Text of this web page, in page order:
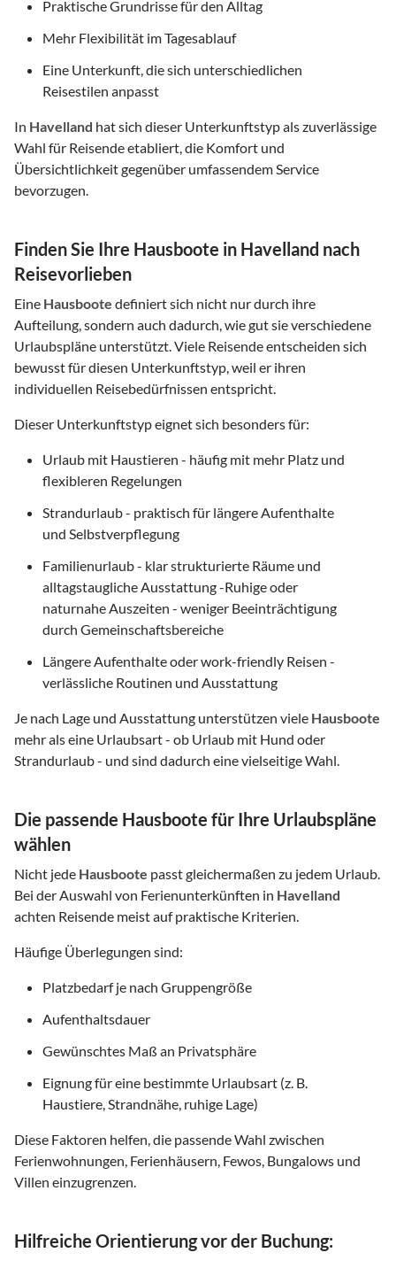
Praktische Grundrisse für den Alltag
Mehr Flexibilität im Tagesablauf
Eine Unterkunft, die sich unterschiedlichen
Reisestilen anpasst
In Havelland hat sich dieser Unterkunftstyp als zuverlässige
Wahl für Reisende etabliert, die Komfort und
Übersichtlichkeit gegenüber umfassendem Service
bevorzugen.
Finden Sie Ihre Hausboote in Havelland nach
Reisevorlieben
Eine Hausboote definiert sich nicht nur durch ihre
Aufteilung, sondern auch dadurch, wie gut sie verschiedene
Urlaubspläne unterstützt. Viele Reisende entscheiden sich
bewusst für diesen Unterkunftstyp, weil er ihren
individuellen Reisebedürfnissen entspricht.
Dieser Unterkunftstyp eignet sich besonders für:
Urlaub mit Haustieren - häufig mit mehr Platz und
flexibleren Regelungen
Strandurlaub - praktisch für längere Aufenthalte
und Selbstverpflegung
Familienurlaub - klar strukturierte Räume und
alltagstaugliche Ausstattung -Ruhige oder
naturnahe Auszeiten - weniger Beeinträchtigung
durch Gemeinschaftsbereiche
Längere Aufenthalte oder work-friendly Reisen -
verlässliche Routinen und Ausstattung
Je nach Lage und Ausstattung unterstützen viele Hausboote
mehr als eine Urlaubsart - ob Urlaub mit Hund oder
Strandurlaub - und sind dadurch eine vielseitige Wahl.
Die passende Hausboote für Ihre Urlaubspläne
wählen
Nicht jede Hausboote passt gleichermaßen zu jedem Urlaub.
Bei der Auswahl von Ferienunterkünften in Havelland
achten Reisende meist auf praktische Kriterien.
Häufige Überlegungen sind:
Platzbedarf je nach Gruppengröße
Aufenthaltsdauer
Gewünschtes Maß an Privatsphäre
Eignung für eine bestimmte Urlaubsart (z. B.
Haustiere, Strandnähe, ruhige Lage)
Diese Faktoren helfen, die passende Wahl zwischen
Ferienwohnungen, Ferienhäusern, Fewos, Bungalows und
Villen einzugrenzen.
Hilfreiche Orientierung vor der Buchung: